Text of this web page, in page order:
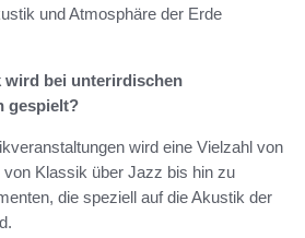
und Atmosphäre der Erde
wird bei unterirdischen
gespielt?
wird eine Vielzahl von
Klassik über Jazz bis hin zu
die speziell auf die Akustik der